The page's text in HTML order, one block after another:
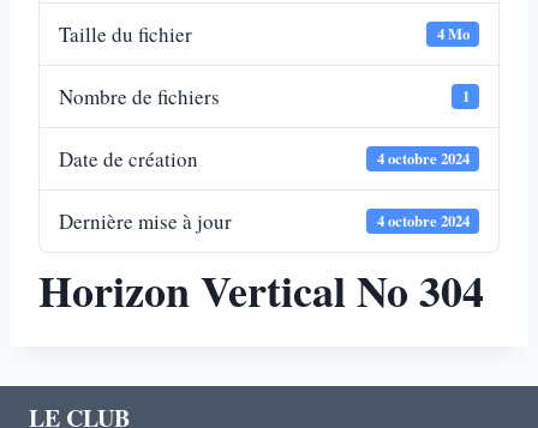
Taille du fichier 4 Mo
Nombre de fichiers 1
Date de création 4 octobre 2024
Dernière mise à jour 4 octobre 2024
Horizon Vertical No 304
LE CLUB